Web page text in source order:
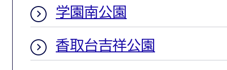
学園南公園
香取台吉祥公園